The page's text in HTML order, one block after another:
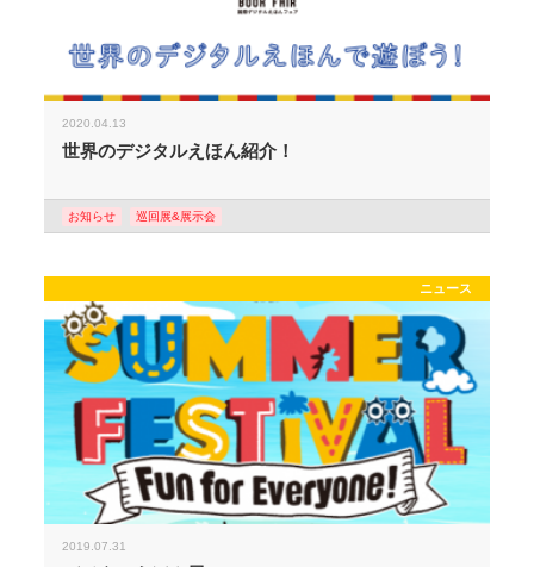
2020.04.13
世界のデジタルえほん紹介！
お知らせ 巡回展&展示会
ニュース
2019.07.31